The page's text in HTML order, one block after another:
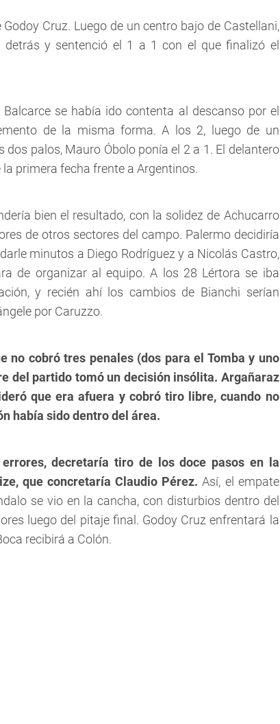
Godoy Cruz. Luego de un centro bajo de Castellani,
detrás y sentenció el 1 a 1 con el que finalizó el
se había ido contenta al descanso por el
de la misma forma. A los 2, luego de un
dos palos, Mauro Óbolo ponía el 2 a 1. El delantero
primera fecha frente a Argentinos.
bien el resultado, con la solidez de Achucarro
de otros sectores del campo. Palermo decidiría
minutos a Diego Rodríguez y a Nicolás Castro,
de organizar al equipo. A los 28 Lértora se iba
y recién ahí los cambios de Bianchi serían
por Caruzzo.
no cobró tres penales (dos para el Tomba y uno
del partido tomó un decisión insólita. Argañaraz
que era afuera y cobró tiro libre, cuando no
había sido dentro del área.
decretaría tiro de los doce pasos en la
que concretaría Claudio Pérez.Así, el empate
se vio en la cancha, con disturbios dentro del
luego del pitaje final. Godoy Cruz enfrentará la
recibirá a Colón.